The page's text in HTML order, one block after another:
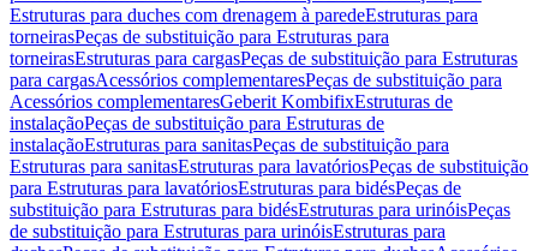
Estruturas para duches com drenagem à paredeEstruturas para
torneirasPeças de substituição para Estruturas para
torneirasEstruturas para cargasPeças de substituição para Estruturas
para cargasAcessórios complementaresPeças de substituição para
Acessórios complementaresGeberit KombifixEstruturas de
instalaçãoPeças de substituição para Estruturas de
instalaçãoEstruturas para sanitasPeças de substituição para
Estruturas para sanitasEstruturas para lavatóriosPeças de substituição
para Estruturas para lavatóriosEstruturas para bidésPeças de
substituição para Estruturas para bidésEstruturas para urinóisPeças
de substituição para Estruturas para urinóisEstruturas para